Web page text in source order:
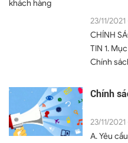
23/11/
CHÍNH
TIN 1.
Chính
đến các
Chính
Chính
23/11/
A. Yêu